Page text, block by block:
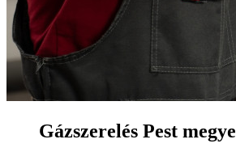
Gázszerelés Pest megye